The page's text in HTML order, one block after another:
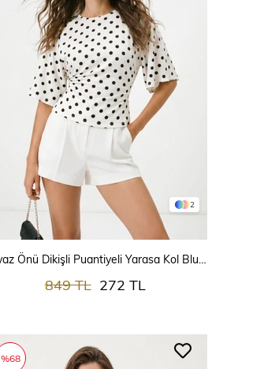
2
272 TL
849 TL
%68